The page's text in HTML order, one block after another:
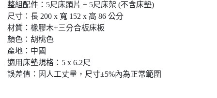
整組配件：5尺床頭片 + 5尺床架 (不含床墊)
尺寸：長 200 x 寬 152 x 高 86 公分
材質：橡膠木+三分合板床板
顏色：胡桃色
產地：中國
適用床墊規格：5 x 6.2尺
誤差值：因人工丈量，尺寸±5%內為正常範圍